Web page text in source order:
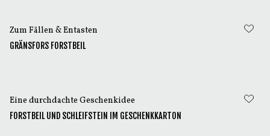
Zum Fällen & Entasten
GRÄNSFORS FORSTBEIL
Eine durchdachte Geschenkidee
FORSTBEIL UND SCHLEIFSTEIN IM GESCHENKKARTON